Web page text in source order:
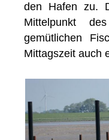
den Hafen zu.
Mittelpunkt
gemütlichen
Mittagszeit auch